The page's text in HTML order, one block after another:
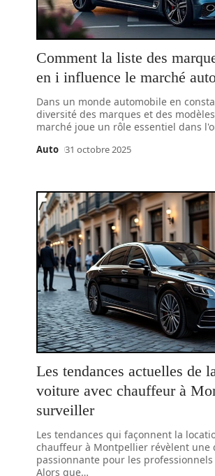
Comment la liste des
en i influence le marché
Dans un monde automobile en
diversité des marques et des
marché joue un rôle essentiel dans
Auto 31 octobre 2025
Les tendances actuelles de
voiture avec chauffeur à
surveiller
Les tendances qui façonnent la
chauffeur à Montpellier révèlent une
passionnante pour les
Alors que…